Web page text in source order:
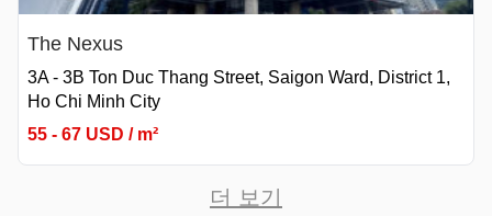
The Nexus
3A - 3B Ton Duc Thang Street, Saigon Ward, District 1,
Ho Chi Minh City
55 - 67 USD / m²
더 보기